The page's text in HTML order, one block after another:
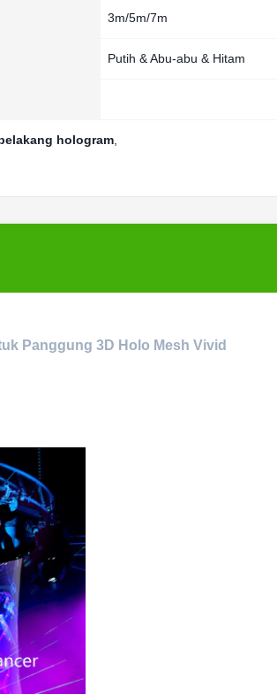
3m/5m/7m
Putih & Abu-abu & Hitam
hologram
Panggung 3D Holo Mesh Vivid